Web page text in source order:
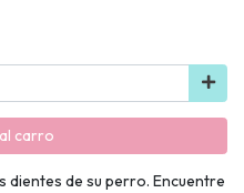
carro
dientes de su perro. Encuentre